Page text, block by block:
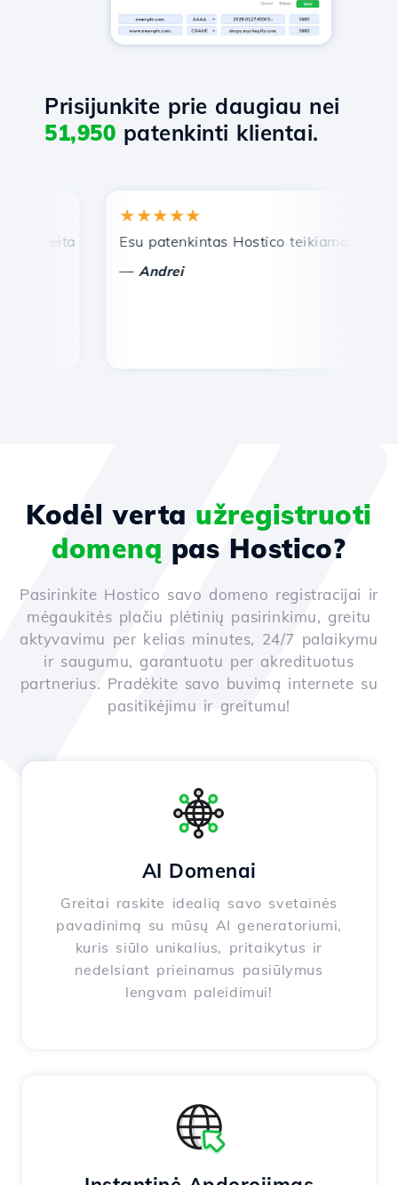
Prisijunkite prie daugiau nei
51,950 patenkinti klientai.
ir efektyvi techninė pagalba.
★★★★★
Esu patenkintas Hostico teikiamomis
Andrei
Kodėl verta užregistruoti
domeną pas Hostico?
Pasirinkite Hostico savo domeno registracijai ir
mėgaukitės plačiu plėtinių pasirinkimu, greitu
aktyvavimu per kelias minutes, 24/7 palaikymu
ir saugumu, garantuotu per akredituotus
partnerius. Pradėkite savo buvimą internete su
pasitikėjimu ir greitumu!
AI Domenai
Greitai raskite idealią savo svetainės
pavadinimą su mūsų AI generatoriumi,
kuris siūlo unikalius, pritaikytus ir
nedelsiant prieinamus pasiūlymus
lengvam paleidimui!